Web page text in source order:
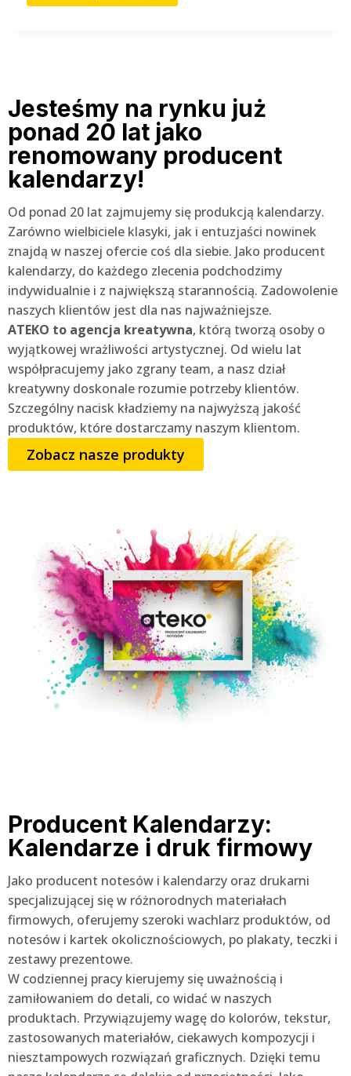
Jesteśmy na rynku już
ponad 20 lat jako
renomowany producent
kalendarzy!
Od ponad 20 lat zajmujemy się produkcją kalendarzy.
Zarówno wielbiciele klasyki, jak i entuzjaści nowinek
znajdą w naszej ofercie coś dla siebie. Jako producent
kalendarzy, do każdego zlecenia podchodzimy
indywidualnie i z największą starannością. Zadowolenie
naszych klientów jest dla nas najważniejsze.
ATEKO to agencja kreatywna, którą tworzą osoby o
wyjątkowej wrażliwości artystycznej. Od wielu lat
współpracujemy jako zgrany team, a nasz dział
kreatywny doskonale rozumie potrzeby klientów.
Szczególny nacisk kładziemy na najwyższą jakość
produktów, które dostarczamy naszym klientom.
Zobacz nasze produkty
Producent Kalendarzy:
Kalendarze i druk firmowy
Jako producent notesów i kalendarzy oraz drukarni
specjalizującej się w różnorodnych materiałach
firmowych, oferujemy szeroki wachlarz produktów, od
notesów i kartek okolicznościowych, po plakaty, teczki i
zestawy prezentowe.
W codziennej pracy kierujemy się uważnością i
zamiłowaniem do detali, co widać w naszych
produktach. Przywiązujemy wagę do kolorów, tekstur,
zastosowanych materiałów, ciekawych kompozycji i
niesztampowych rozwiązań graficznych. Dzięki temu